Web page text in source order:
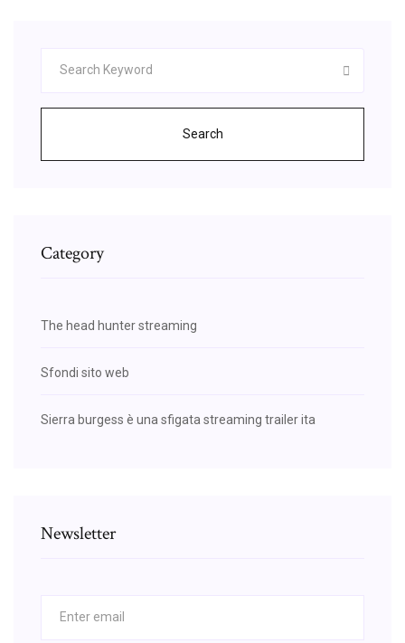
Search
Category
The head hunter streaming
Sfondi sito web
Sierra burgess è una sfigata streaming trailer ita
Newsletter